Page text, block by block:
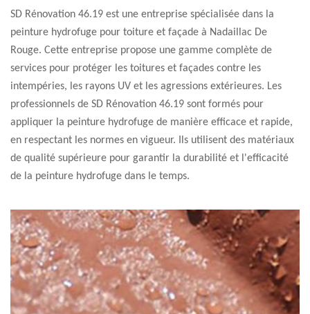
SD Rénovation 46.19 est une entreprise spécialisée dans la
peinture hydrofuge pour toiture et façade à Nadaillac De
Rouge. Cette entreprise propose une gamme complète de
services pour protéger les toitures et façades contre les
intempéries, les rayons UV et les agressions extérieures. Les
professionnels de SD Rénovation 46.19 sont formés pour
appliquer la peinture hydrofuge de manière efficace et rapide,
en respectant les normes en vigueur. Ils utilisent des matériaux
de qualité supérieure pour garantir la durabilité et l'efficacité
de la peinture hydrofuge dans le temps.